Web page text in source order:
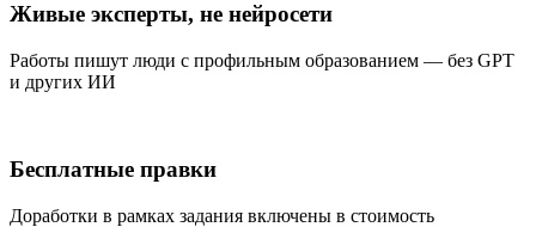
Живые эксперты, не нейросети
Работы пишут люди с профильным образованием — без GPT
и других ИИ
Бесплатные правки
Доработки в рамках задания включены в стоимость